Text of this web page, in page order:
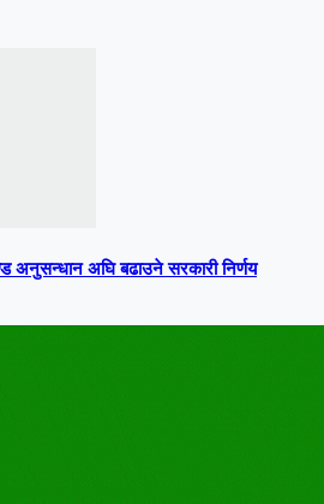
अनुसन्धान अघि बढाउने सरकारी निर्णय